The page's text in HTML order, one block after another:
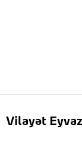
Vilayət